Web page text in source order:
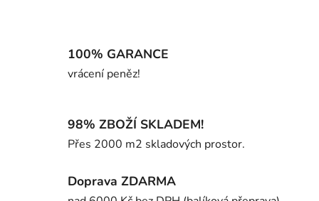
100% GARANCE
vrácení peněz!
98% ZBOŽÍ SKLADEM!
Přes 2000 m2 skladových prostor.
Doprava ZDARMA